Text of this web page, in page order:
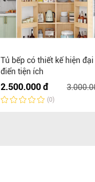
Tủ bếp có thiết kế hiện
điển tiện ích
2.500.000 đ
(0)